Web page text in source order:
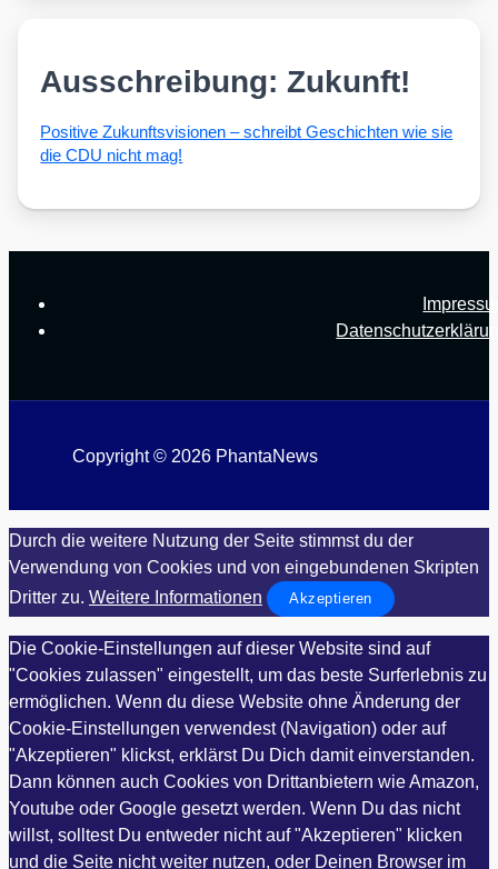
Ausschreibung: Zukunft!
Posi­ti­ve Zukunfts­vi­sio­nen – schreibt Geschich­ten wie sie
die CDU nicht mag!
Copyright © 2026 PhantaNews
Durch die weitere Nutzung der Seite stimmst du der
Verwendung von Cookies und von eingebundenen Skripten
Dritter zu. Weitere Informationen Akzeptieren
Die Cookie-Einstellungen auf dieser Website sind auf
"Cookies zulassen" eingestellt, um das beste Surferlebnis zu
ermöglichen. Wenn du diese Website ohne Änderung der
Cookie-Einstellungen verwendest (Navigation) oder auf
"Akzeptieren" klickst, erklärst Du Dich damit einverstanden.
Dann können auch Cookies von Drittanbietern wie Amazon,
Youtube oder Google gesetzt werden. Wenn Du das nicht
willst, solltest Du entweder nicht auf "Akzeptieren" klicken
und die Seite nicht weiter nutzen, oder Deinen Browser im